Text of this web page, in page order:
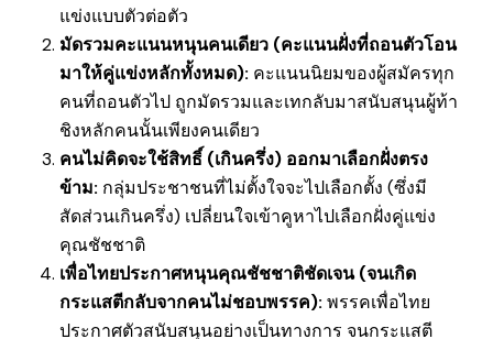
แข่งแบบตัวต่อตัว
มัดรวมคะแนนหนุนคนเดียว (คะแนนฝั่งที่ถอนตัวโอน
มาให้คู่แข่งหลักทั้งหมด): คะแนนนิยมของผู้สมัครทุก
คนที่ถอน‍ตัวไป ถูกมัดรวมและเทกลับมาสนับสนุนผู้ท้า
ชิงหลักคนนั้นเพียงคนเดียว
คนไม่คิดจะใช้สิทธิ์ (เกินครึ่ง) ออกมาเลือกฝั่งตรง
ข้าม: กลุ่มประชาชนที่ไม่ตั้งใจจะไปเลือกตั้ง (ซึ่งมี
สัดส่วนเกินครึ่ง) เปลี่ยนใจเข้าคูหาไปเลือกฝั่งคู่แข่ง
คุณชัชชาติ
เพื่อไทยประกาศหนุนคุณชัชชาติชัดเจน (จนเกิด
กระแสตีกลับจากคนไม่ชอบพรรค): พรรคเพื่อไทย
ประกาศตัวสนับสนุนอย่างเป็นทางการ จนกระแสตี